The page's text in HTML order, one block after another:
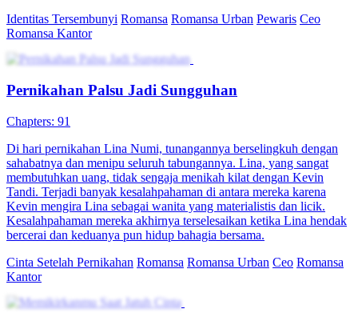
Identitas Tersembunyi Romansa Romansa Urban Pewaris Ceo
Romansa Kantor
Pernikahan Palsu Jadi Sungguhan
Chapters: 91
Di hari pernikahan Lina Numi, tunangannya berselingkuh dengan
sahabatnya dan menipu seluruh tabungannya. Lina, yang sangat
membutuhkan uang, tidak sengaja menikah kilat dengan Kevin
Tandi. Terjadi banyak kesalahpahaman di antara mereka karena
Kevin mengira Lina sebagai wanita yang materialistis dan licik.
Kesalahpahaman mereka akhirnya terselesaikan ketika Lina hendak
bercerai dan keduanya pun hidup bahagia bersama.
Cinta Setelah Pernikahan Romansa Romansa Urban Ceo Romansa
Kantor